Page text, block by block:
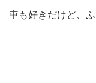
車も好きだけど、